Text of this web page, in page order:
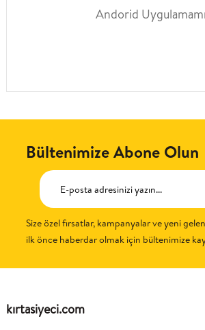
Andorid
Bültenimize Abone Olun
Size özel fırsatlar, kampanyalar ve yeni
ilk önce haberdar olmak için bültenimize
kırtasiyeci.com